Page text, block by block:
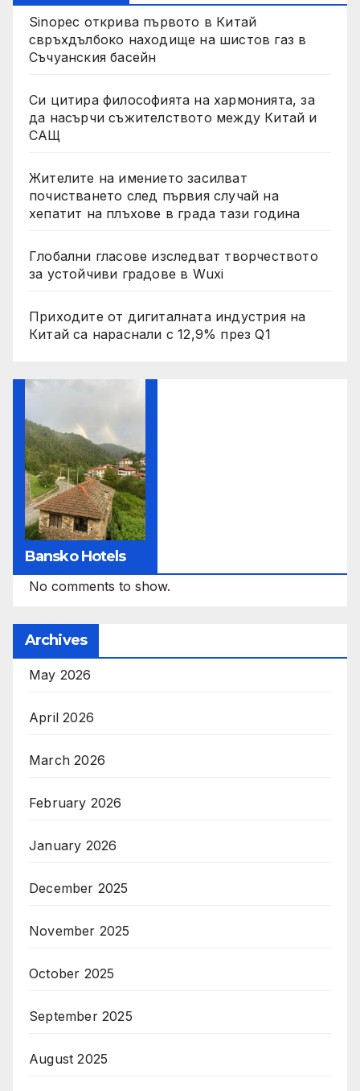
Sinopec открива първото в Китай
свръхдълбоко находище на шистов газ в
Съчуанския басейн
Си цитира философията на хармонията, за
да насърчи съжителството между Китай и
САЩ
Жителите на имението засилват
почистването след първия случай на
хепатит на плъхове в града тази година
Глобални гласове изследват творчеството
за устойчиви градове в Wuxi
Приходите от дигиталната индустрия на
Китай са нараснали с 12,9% през Q1
Bansko Hotels
No comments to show.
Archives
May 2026
April 2026
March 2026
February 2026
January 2026
December 2025
November 2025
October 2025
September 2025
August 2025